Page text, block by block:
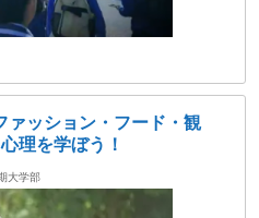
ァッション・フード・観
理を学ぼう！
大学部